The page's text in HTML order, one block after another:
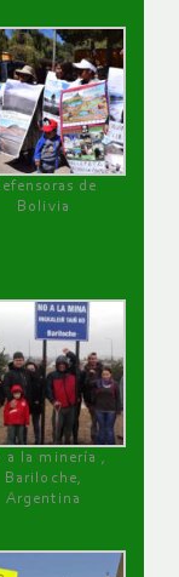
de
Bolivia
a la minería ,
Bariloche,
Argentina